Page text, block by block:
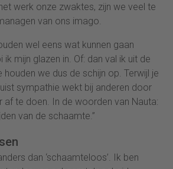
werk onze zwaktes, zijn we veel te
van ons imago.
wel eens wat kunnen gaan
ik mijn glazen in. Of: dan val ik uit de
we dus de schijn op. Terwijl je
sympathie wekt bij anderen door
af te doen. In de woorden van Nauta:
van de schaamte.”
dan ‘schaamteloos’. Ik ben